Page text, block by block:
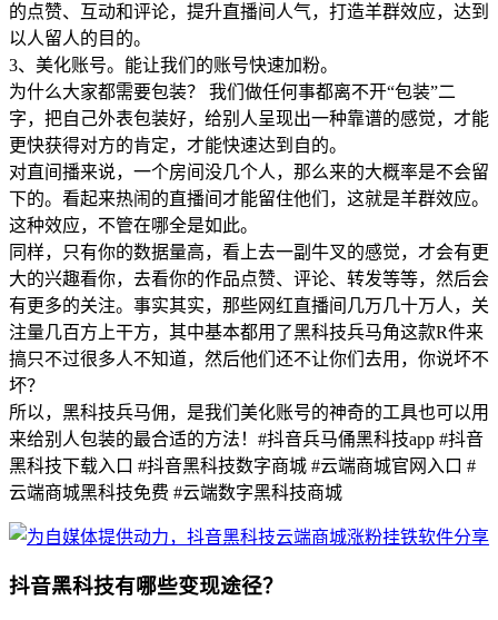
的点赞、互动和评论，提升直播间人气，打造羊群效应，达到
以人留人的目的。
3、美化账号。能让我们的账号快速加粉。
为什么大家都需要包装？ 我们做任何事都离不开“包装”二
字，把自己外表包装好，给别人呈现出一种靠谱的感觉，才能
更快获得对方的肯定，才能快速达到自的。
对直间播来说，一个房间没几个人，那么来的大概率是不会留
下的。看起来热闹的直播间才能留住他们，这就是羊群效应。
这种效应，不管在哪全是如此。
同样，只有你的数据量高，看上去一副牛叉的感觉，才会有更
大的兴趣看你，去看你的作品点赞、评论、转发等等，然后会
有更多的关注。事实其实，那些网红直播间几万几十万人，关
注量几百方上干方，其中基本都用了黑科技兵马角这款R件来
搞只不过很多人不知道，然后他们还不让你们去用，你说坏不
坏？
所以，黑科技兵马佣，是我们美化账号的神奇的工具也可以用
来给别人包装的最合适的方法！#抖音兵马俑黑科技app #抖音
黑科技下载入口 #抖音黑科技数字商城 #云端商城官网入口 #
云端商城黑科技免费 #云端数字黑科技商城
抖音黑科技有哪些变现途径？